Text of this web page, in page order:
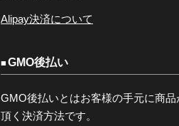
Alipay決済について
GMO後払い
GMO後払いとはお客様の手元に商
頂く決済方法です。